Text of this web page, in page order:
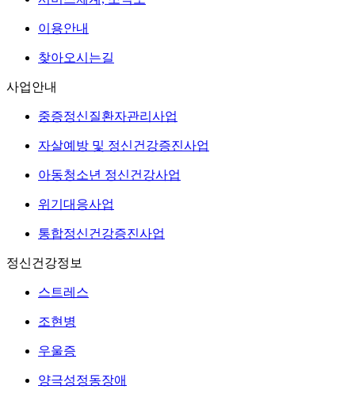
이용안내
찾아오시는길
사업안내
중증정신질환자관리사업
자살예방 및 정신건강증진사업
아동청소년 정신건강사업
위기대응사업
통합정신건강증진사업
정신건강정보
스트레스
조현병
우울증
양극성정동장애